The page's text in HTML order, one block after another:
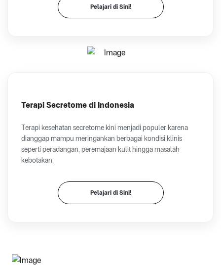
Pelajari di Sini!
Terapi Secretome di Indonesia
Terapi kesehatan secretome kini menjadi populer karena
dianggap mampu meringankan berbagai kondisi klinis
seperti peradangan, peremajaan kulit hingga masalah
kebotakan.
Pelajari di Sini!